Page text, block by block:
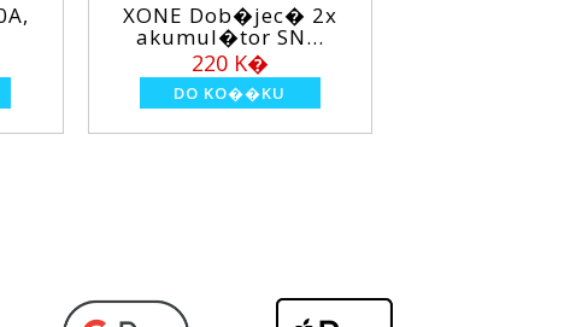
XONE Dob�jec� 2x
akumul�tor SN...
XONE Nab�jec�